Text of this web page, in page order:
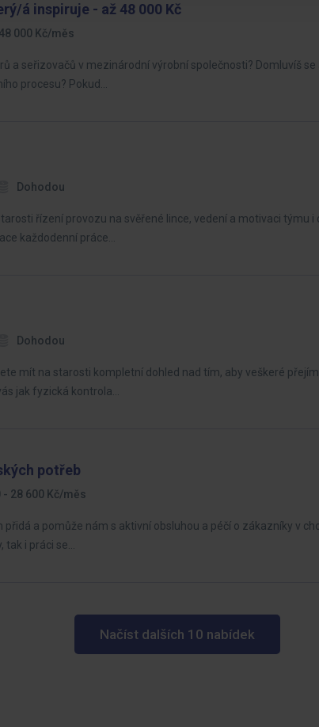
á inspiruje - až 48 000 Kč
000 Kč/měs
a seřizovačů v mezinárodní výrobní společnosti? Domluvíš se
procesu? Pokud…
Dohodou
řízení provozu na svěřené lince, vedení a motivaci týmu i
každodenní práce…
Dohodou
mít na starosti kompletní dohled nad tím, aby veškeré
jak fyzická kontrola…
potřeb
- 28 600 Kč/měs
a pomůže nám s aktivní obsluhou a péčí o zákazníky v
i práci se…
Načíst dalších 10 nabídek